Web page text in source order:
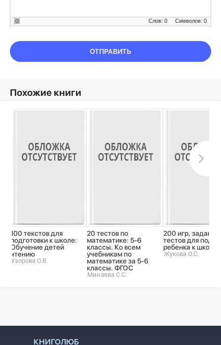
Символов: 0
Слов: 0
ОТПРАВИТЬ
Похожие книги
100 текстов для
подготовки к школе:
Обучение детей
чтению
Узорова О.В.
20 тестов по
математике: 5-6
классы. Ко всем
учебникам по
математике за 5-6
классы. ФГОС
Минаева С.С.
200 игр, заданий
тестов для
ребенка к школе
Жукова О.С.
КНИГОЛЮБ